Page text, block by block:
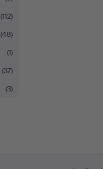
(112)
(48)
(1)
(37)
(3)